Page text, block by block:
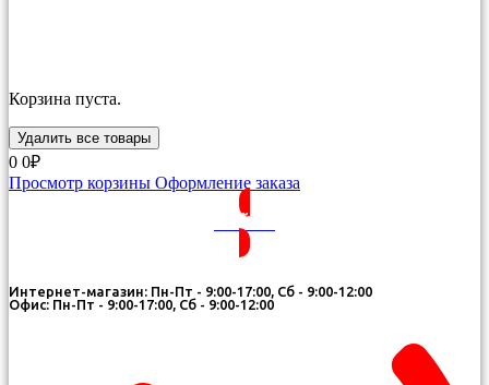
Корзина пуста.
Удалить все товары
0 0₽
Просмотр корзины Оформление заказа
ВОЙТИ
Интернет-магазин: Пн-Пт - 9:00-17:00, Сб - 9:00-12:00
Офис: Пн-Пт - 9:00-17:00, Сб - 9:00-12:00